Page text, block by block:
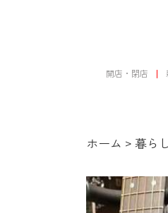
開店・閉店
ホーム > 暮らし